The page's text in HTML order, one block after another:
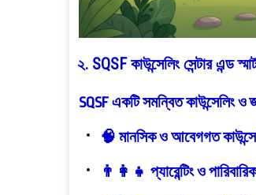
২. SQSF কাউন্সেলিং সেন্টার এন্ড
SQSFএকটি সমন্বিত কাউন্সেলিং ও
🧠 মানসিক ও আবেগগত
👨‍👩‍👧 প্যারেন্টিং ও